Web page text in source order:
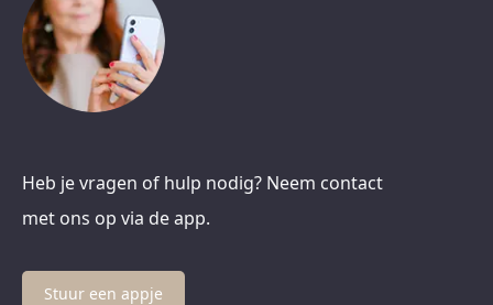
Heb je vragen of hulp nodig? Neem contact
met ons op via de app.
Stuur een appje